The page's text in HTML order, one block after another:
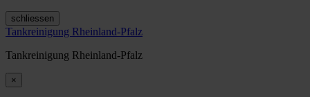
schliessen
Tankreinigung Rheinland-Pfalz
Tankreinigung Rheinland-Pfalz
×